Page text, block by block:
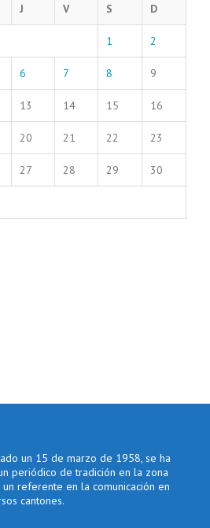
J V S D
1 2
6 7 8 9
13 14 15 16
20 21 22 23
27 28 29 30
un 15 de marzo de 1958, se ha
periódico de tradición en la zona
referente en la comunicación en
cantones.